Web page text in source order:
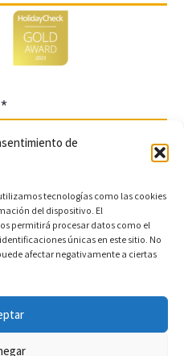
de
tecnologías como las cookies
del dispositivo. El
permitirá procesar datos como el
únicas en este sitio. No
afectar negativamente a ciertas
Transparencia
web y motor de reservas